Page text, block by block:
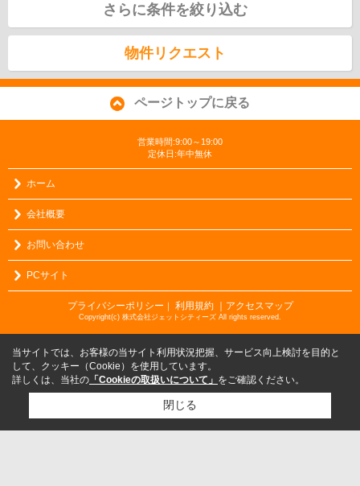
さらに条件を絞り込む
物件リクエスト
ページトップに戻る
営業時間:9:00～19:00
定休日:年中無休
ホーム
会社概要
お問い合わせ
PCサイト
プライバシーポリシー ｜ 利用規約 ｜アクセスマップ
Copyright(c) 株式会社ジェットシティーズ All rights reserved.
当サイトでは、お客様の当サイト利用状況把握、サービス向上検討を目的と
して、クッキー（Cookie）を使用しています。
詳しくは、当社の 「Cookieの取扱いについて」 をご確認ください。
閉じる